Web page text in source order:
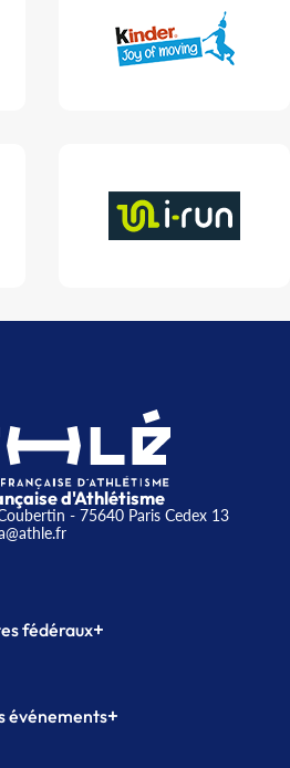
d'Athlétisme
- 75640 Paris Cedex 13
fédéraux+
Formation
événements+